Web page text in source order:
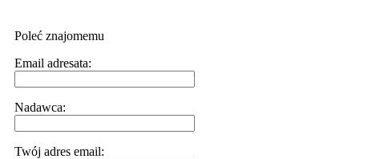
Poleć znajomemu
Email adresata:
Nadawca:
Twój adres email: